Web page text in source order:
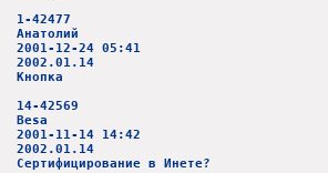
1-42477
Анатолий
2001-12-24 05:41
2002.01.14
Кнопка
14-42569
Besa
2001-11-14 14:42
2002.01.14
Сертифицирование в Инете?